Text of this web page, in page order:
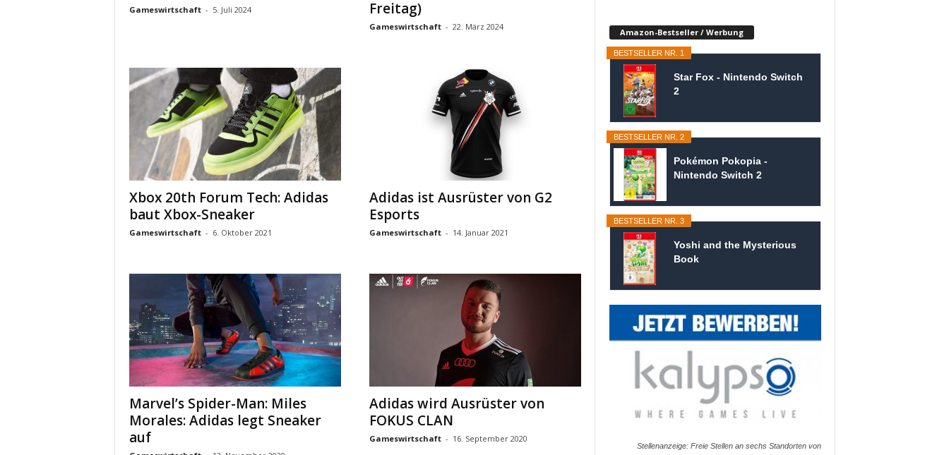
Gameswirtschaft - 5. Juli 2024
Freitag)
Gameswirtschaft - 22. März 2024
Xbox 20th Forum Tech: Adidas
baut Xbox-Sneaker
Gameswirtschaft - 6. Oktober 2021
Adidas ist Ausrüster von G2
Esports
Gameswirtschaft - 14. Januar 2021
Marvel’s Spider-Man: Miles
Morales: Adidas legt Sneaker
auf
Adidas wird Ausrüster von
FOKUS CLAN
Gameswirtschaft - 16. September 2020
Amazon-Bestseller / Werbung
BESTSELLER NR. 1
Star Fox - Nintendo Switch
2
BESTSELLER NR. 2
Pokémon Pokopia -
Nintendo Switch 2
BESTSELLER NR. 3
Yoshi and the Mysterious
Book
Stellenanzeige: Freie Stellen an sechs Standorten von